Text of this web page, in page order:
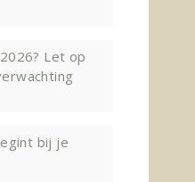
Let op
bij je